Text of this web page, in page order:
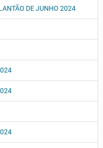
DE JUNHO 2024